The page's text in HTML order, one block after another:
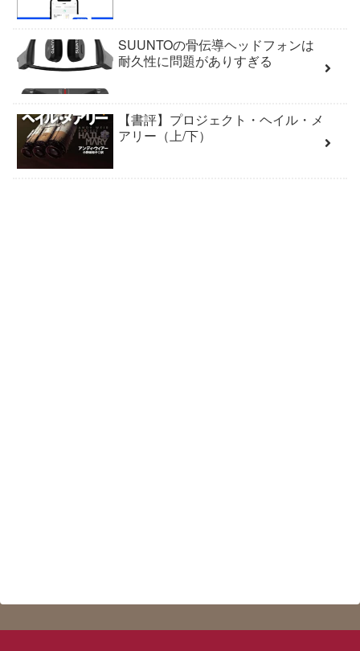
SUUNTOの骨伝導ヘッドフォンは
耐久性に問題がありすぎる
【書評】プロジェクト・ヘイル・メ
アリー（上/下）